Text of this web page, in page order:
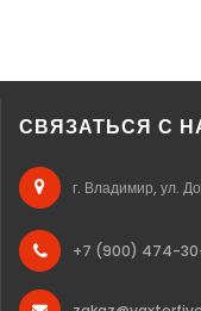
СВЯЗАТЬСЯ С
г. Владимир, ул.
+7 (900) 474-